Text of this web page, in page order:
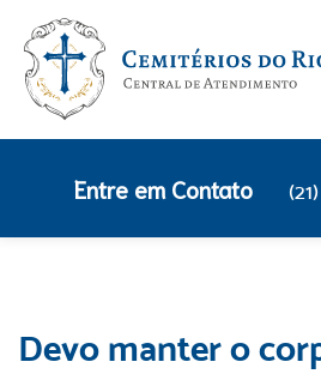
Entre em Contato (21)
Devo manter o